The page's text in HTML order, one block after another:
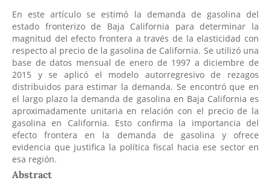
En este artículo se estimó la demanda de gasolina del
estado fronterizo de Baja California para determinar la
magnitud del efecto frontera a través de la elasticidad con
respecto al precio de la gasolina de California. Se utilizó una
base de datos mensual de enero de 1997 a diciembre de
2015 y se aplicó el modelo autorregresivo de rezagos
distribuidos para estimar la demanda. Se encontró que en
el largo plazo la demanda de gasolina en Baja California es
aproximadamente unitaria en relación con el precio de la
gasolina en California. Esto confirma la importancia del
efecto frontera en la demanda de gasolina y ofrece
evidencia que justifica la política fiscal hacia ese sector en
esa región.
Abstract